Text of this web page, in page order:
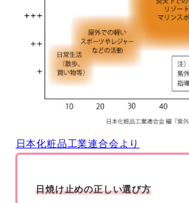
日本化粧品工業連合会より
日焼け止めの正しい選び方